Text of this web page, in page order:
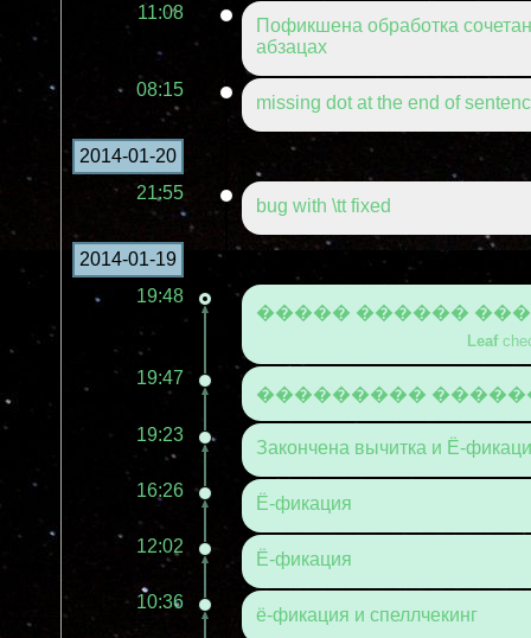
11:08
Пофикшена обработка
абзацах
08:15
missing dot at the end of
2014-01-20
21:55
bug with \tt fixed
2014-01-19
19:48
����� ������
Leaf
19:47
���������
19:23
Закончена вычитка и Ё-
16:26
Ё-фикация
12:02
Ё-фикация
10:36
ё-фикация и спеллчекинг